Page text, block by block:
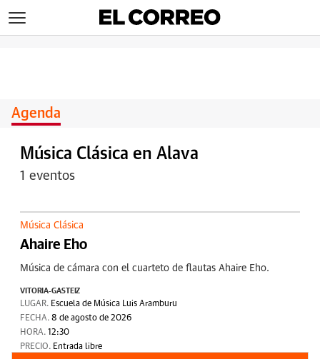
Agenda
Música Clásica en Alava
1 eventos
Música Clásica
Ahaire Eho
Música de cámara con el cuarteto de flautas Ahaire Eho.
VITORIA-GASTEIZ
LUGAR. Escuela de Música Luis Aramburu
FECHA. 8 de agosto de 2026
HORA. 12:30
PRECIO. Entrada libre